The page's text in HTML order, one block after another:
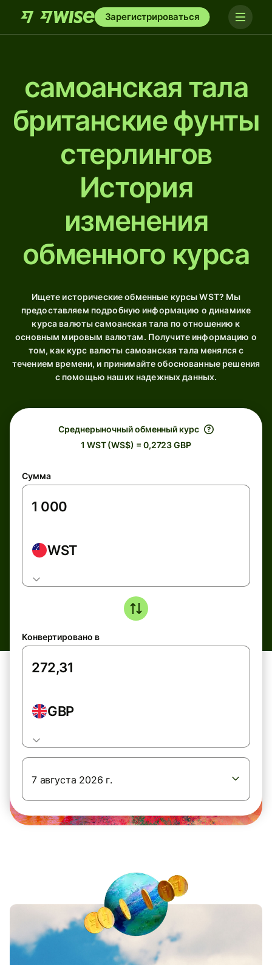
Зарегистрироваться
самоанская тала
британские фунты
стерлингов
История
изменения
обменного курса
Ищете исторические обменные курсы WST? Мы
предоставляем подробную информацию о динамике
курса валюты самоанская тала по отношению к
основным мировым валютам. Получите информацию о
том, как курс валюты самоанская тала менялся с
течением времени, и принимайте обоснованные решения
с помощью наших надежных данных.
Среднерыночный обменный курс
1 WST (WS$) = 0,2723 GBP
Сумма
WST
Конвертировано в
GBP
7 августа 2026 г.